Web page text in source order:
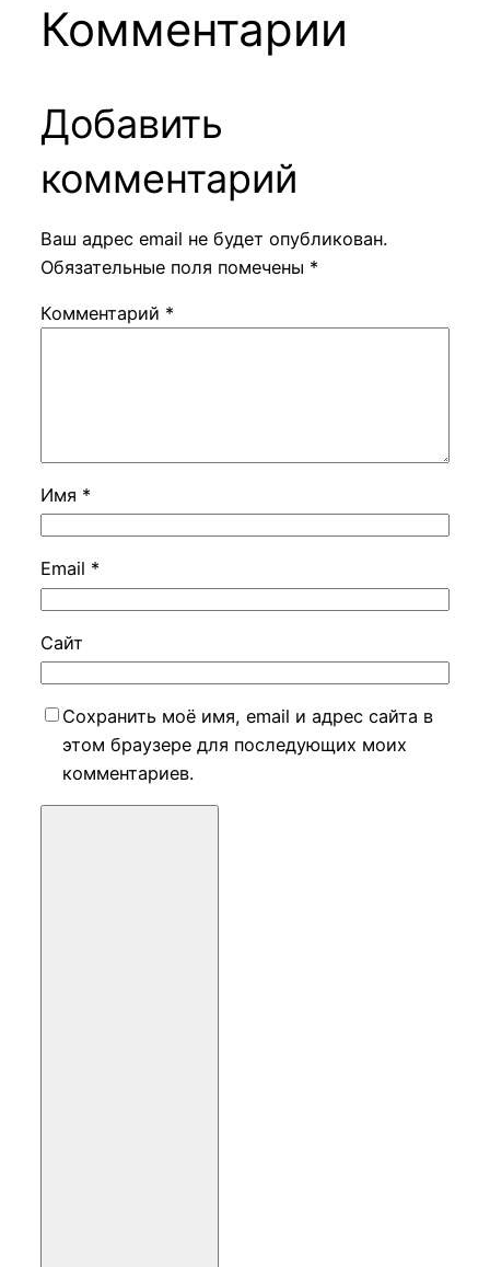
Комментарии
Добавить
комментарий
Ваш адрес email не будет опубликован.
Обязательные поля помечены *
Комментарий *
Имя *
Email *
Сайт
Сохранить моё имя, email и адрес сайта в
этом браузере для последующих моих
комментариев.